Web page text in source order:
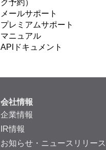
ク予約）
メールサポート
プレミアムサポート
マニュアル
APIドキュメント
会社情報
企業情報
IR情報
お知らせ・ニュースリリース